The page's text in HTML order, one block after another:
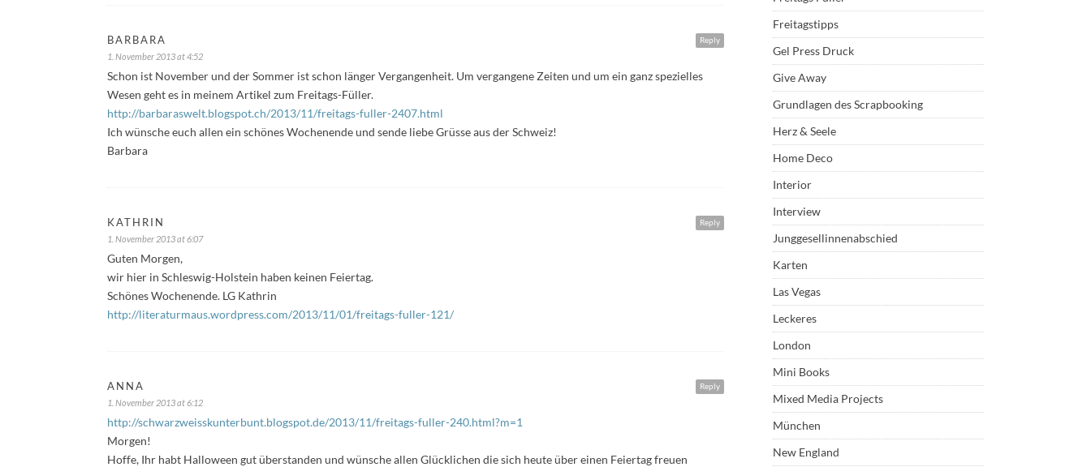
Reply
BARBARA
1. November 2013 at 4:52
Schon ist November und der Sommer ist schon länger Vergangenheit. Um vergangene Zeiten und um ein ganz spezielles
Wesen geht es in meinem Artikel zum Freitags-Füller.
http://barbaraswelt.blogspot.ch/2013/11/freitags-fuller-2407.html
Ich wünsche euch allen ein schönes Wochenende und sende liebe Grüsse aus der Schweiz!
Barbara
Reply
KATHRIN
1. November 2013 at 6:07
Guten Morgen,
wir hier in Schleswig-Holstein haben keinen Feiertag.
Schönes Wochenende. LG Kathrin
http://literaturmaus.wordpress.com/2013/11/01/freitags-fuller-121/
Reply
ANNA
1. November 2013 at 6:12
http://schwarzweisskunterbunt.blogspot.de/2013/11/freitags-fuller-240.html?m=1
Morgen!
Hoffe, Ihr habt Halloween gut überstanden und wünsche allen Glücklichen die sich heute über einen Feiertag freuen
Freitagstipps
Gel Press Druck
Give Away
Grundlagen des Scrapbooking
Herz & Seele
Home Deco
Interior
Interview
Junggesellinnenabschied
Karten
Las Vegas
Leckeres
London
Mini Books
Mixed Media Projects
München
New England